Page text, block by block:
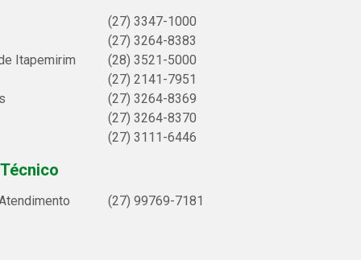
(27) 3347-1000
(27) 3264-8383
Itapemirim
(28) 3521-5000
(27) 2141-7951
(27) 3264-8369
(27) 3264-8370
(27) 3111-6446
(27) 99769-7181